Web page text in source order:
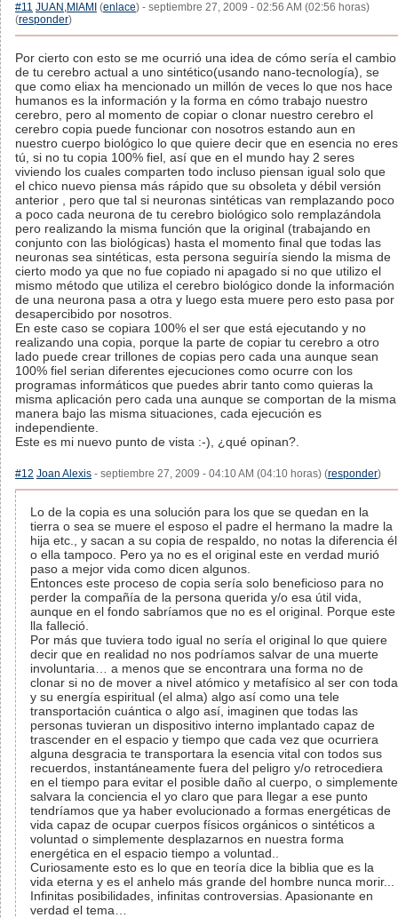
#11 JUAN,MIAMI (enlace) - septiembre 27, 2009 - 02:56 AM (02:56 horas)
(responder)
Por cierto con esto se me ocurrió una idea de cómo sería el cambio
de tu cerebro actual a uno sintético(usando nano-tecnología), se
que como eliax ha mencionado un millón de veces lo que nos hace
humanos es la información y la forma en cómo trabajo nuestro
cerebro, pero al momento de copiar o clonar nuestro cerebro el
cerebro copia puede funcionar con nosotros estando aun en
nuestro cuerpo biológico lo que quiere decir que en esencia no eres
tú, si no tu copia 100% fiel, así que en el mundo hay 2 seres
viviendo los cuales comparten todo incluso piensan igual solo que
el chico nuevo piensa más rápido que su obsoleta y débil versión
anterior , pero que tal si neuronas sintéticas van remplazando poco
a poco cada neurona de tu cerebro biológico solo remplazándola
pero realizando la misma función que la original (trabajando en
conjunto con las biológicas) hasta el momento final que todas las
neuronas sea sintéticas, esta persona seguiría siendo la misma de
cierto modo ya que no fue copiado ni apagado si no que utilizo el
mismo método que utiliza el cerebro biológico donde la información
de una neurona pasa a otra y luego esta muere pero esto pasa por
desapercibido por nosotros.
En este caso se copiara 100% el ser que está ejecutando y no
realizando una copia, porque la parte de copiar tu cerebro a otro
lado puede crear trillones de copias pero cada una aunque sean
100% fiel serian diferentes ejecuciones como ocurre con los
programas informáticos que puedes abrir tanto como quieras la
misma aplicación pero cada una aunque se comportan de la misma
manera bajo las misma situaciones, cada ejecución es
independiente.
Este es mi nuevo punto de vista :-), ¿qué opinan?.
#12 Joan Alexis - septiembre 27, 2009 - 04:10 AM (04:10 horas) (responder)
Lo de la copia es una solución para los que se quedan en la
tierra o sea se muere el esposo el padre el hermano la madre la
hija etc., y sacan a su copia de respaldo, no notas la diferencia él
o ella tampoco. Pero ya no es el original este en verdad murió
paso a mejor vida como dicen algunos.
Entonces este proceso de copia sería solo beneficioso para no
perder la compañía de la persona querida y/o esa útil vida,
aunque en el fondo sabríamos que no es el original. Porque este
lla falleció.
Por más que tuviera todo igual no sería el original lo que quiere
decir que en realidad no nos podríamos salvar de una muerte
involuntaria… a menos que se encontrara una forma no de
clonar si no de mover a nivel atómico y metafísico al ser con toda
y su energía espiritual (el alma) algo así como una tele
transportación cuántica o algo así, imaginen que todas las
personas tuvieran un dispositivo interno implantado capaz de
trascender en el espacio y tiempo que cada vez que ocurriera
alguna desgracia te transportara la esencia vital con todos sus
recuerdos, instantáneamente fuera del peligro y/o retrocediera
en el tiempo para evitar el posible daño al cuerpo, o simplemente
salvara la conciencia el yo claro que para llegar a ese punto
tendríamos que ya haber evolucionado a formas energéticas de
vida capaz de ocupar cuerpos físicos orgánicos o sintéticos a
voluntad o simplemente desplazarnos en nuestra forma
energética en el espacio tiempo a voluntad..
Curiosamente esto es lo que en teoría dice la biblia que es la
vida eterna y es el anhelo más grande del hombre nunca morir...
Infinitas posibilidades, infinitas controversias. Apasionante en
verdad el tema…